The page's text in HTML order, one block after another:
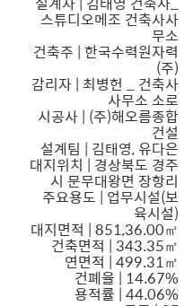
스튜디오메조 건축사사
무소
건축주 | 한국수력원자력
(주)
감리자 | 최병헌 _ 건축사
사무소 소로
시공사 | (주)해오름종합
건설
설계팀 | 김태영, 유다은
대지위치 | 경상북도 경주
시 문무대왕면 장항리
주요용도 | 업무시설(보
육시설)
대지면적 | 851,36.00㎡
건축면적 | 343.35㎡
연면적 | 499.31㎡
건폐율 | 14.67%
용적률 | 44.06%